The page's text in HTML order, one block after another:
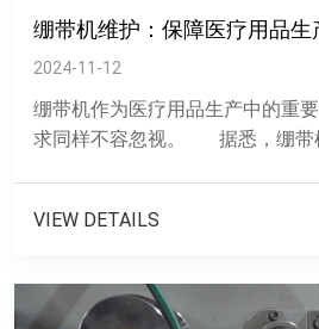
绷带机维护：保障医疗用品生
2024-11-12
绷带机作为医疗用品生产中的重
求同样不容忽视。 据悉，绷带
VIEW DETAILS